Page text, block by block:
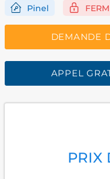
Pinel
DEMANDE
APPEL
PRIX